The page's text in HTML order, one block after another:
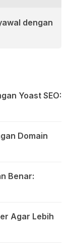
dengan
Yoast SEO:
Domain
Benar:
Agar Lebih